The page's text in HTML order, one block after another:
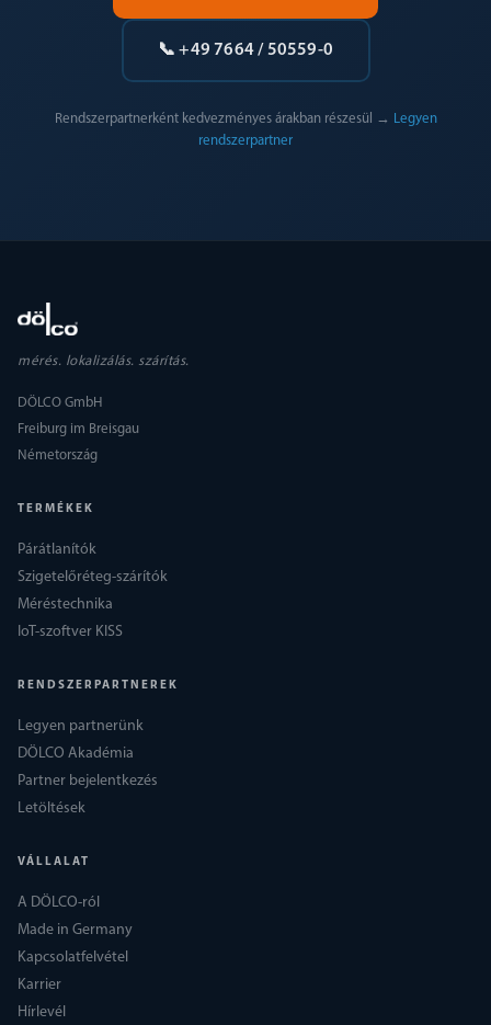
📞 +49 7664 / 50559-0
Rendszerpartnerként kedvezményes árakban részesül →
Legyen
rendszerpartner
mérés. lokalizálás. szárítás.
DÖLCO GmbH
Freiburg im Breisgau
Németország
TERMÉKEK
Párátlanítók
Szigetelőréteg-szárítók
Méréstechnika
IoT-szoftver KISS
RENDSZERPARTNEREK
Legyen partnerünk
DÖLCO Akadémia
Partner bejelentkezés
Letöltések
VÁLLALAT
A DÖLCO-ról
Made in Germany
Kapcsolatfelvétel
Karrier
Hírlevél